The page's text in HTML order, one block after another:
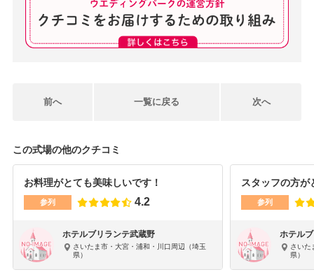
前へ 一覧に戻る 次へ
この式場の他のクチコミ
お料理がとても美味しいです！
参列 4.2
ホテルブリランテ武蔵野
さいたま市・大宮・浦和・川口周辺（埼玉
県）
スタッフの方が
参列
ホテル
さいた
県）